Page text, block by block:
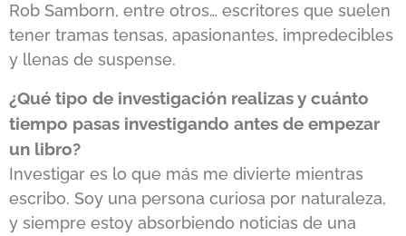
Rob Samborn, entre otros… escritores que suelen
tener tramas tensas, apasionantes, impredecibles
y llenas de suspense.
¿Qué tipo de investigación realizas y cuánto
tiempo pasas investigando antes de empezar
un libro?
Investigar es lo que más me divierte mientras
escribo. Soy una persona curiosa por naturaleza,
y siempre estoy absorbiendo noticias de una